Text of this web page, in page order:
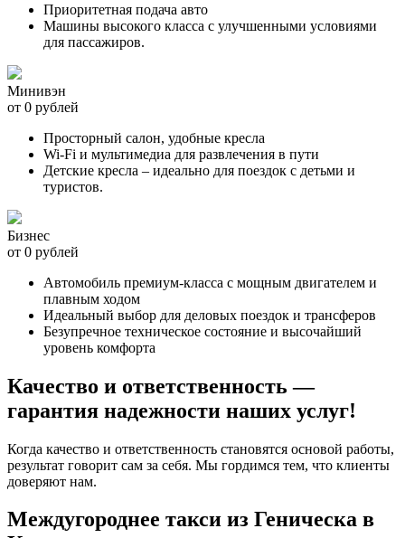
Приоритетная подача авто
Машины высокого класса с улучшенными условиями
для пассажиров.
Минивэн
от 0 рублей
Просторный салон, удобные кресла
Wi-Fi и мультимедиа для развлечения в пути
Детские кресла – идеально для поездок с детьми и
туристов.
Бизнес
от 0 рублей
Автомобиль премиум-класса с мощным двигателем и
плавным ходом
Идеальный выбор для деловых поездок и трансферов
Безупречное техническое состояние и высочайший
уровень комфорта
Качество и ответственность —
гарантия надежности наших услуг!
Когда качество и ответственность становятся основой работы,
результат говорит сам за себя. Мы гордимся тем, что клиенты
доверяют нам.
Междугороднее такси из Геническа в